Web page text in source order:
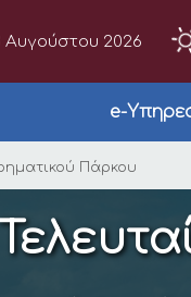
Αυγούστου 2026
e-
Πάρκου